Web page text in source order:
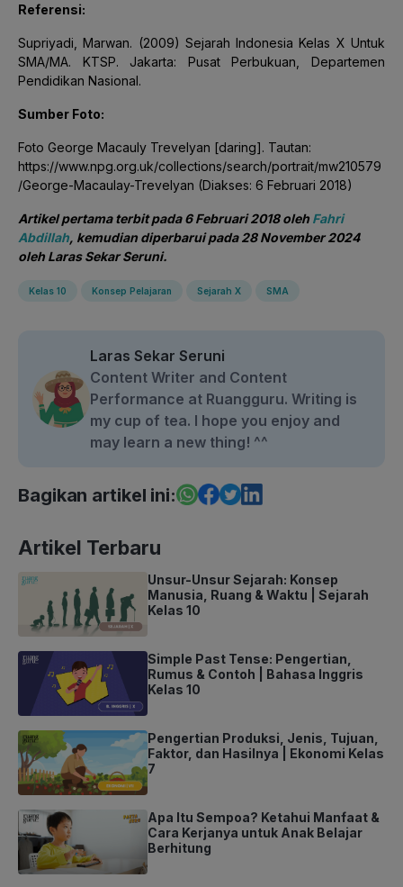
Referensi:
Supriyadi, Marwan. (2009) Sejarah Indonesia Kelas X Untuk
SMA/MA. KTSP. Jakarta: Pusat Perbukuan, Departemen
Pendidikan Nasional.
Sumber Foto:
Foto George Macauly Trevelyan [daring]. Tautan:
https://www.npg.org.uk/collections/search/portrait/mw210579
/George-Macaulay-Trevelyan (Diakses: 6 Februari 2018)
Artikel pertama terbit pada 6 Februari 2018 oleh Fahri
Abdillah, kemudian diperbarui pada 28 November 2024
oleh Laras Sekar Seruni.
Kelas 10 Konsep Pelajaran Sejarah X SMA
Laras Sekar Seruni
Content Writer and Content
Performance at Ruangguru. Writing is
my cup of tea. I hope you enjoy and
may learn a new thing! ^^
Bagikan artikel ini:
Artikel Terbaru
Unsur-Unsur Sejarah: Konsep
Manusia, Ruang & Waktu | Sejarah
Kelas 10
Simple Past Tense: Pengertian,
Rumus & Contoh | Bahasa Inggris
Kelas 10
Pengertian Produksi, Jenis, Tujuan,
Faktor, dan Hasilnya | Ekonomi Kelas
7
Apa Itu Sempoa? Ketahui Manfaat &
Cara Kerjanya untuk Anak Belajar
Berhitung